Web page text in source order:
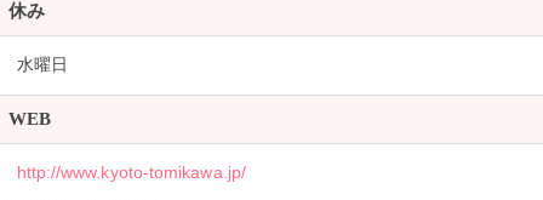
休み
水曜日
WEB
http://www.kyoto-tomikawa.jp/